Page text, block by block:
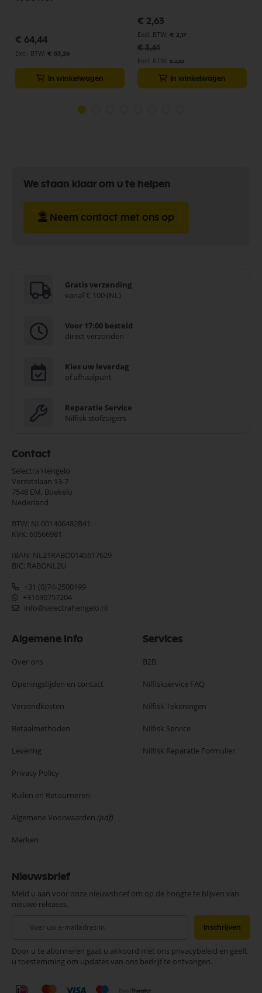
€ 64,44
€ 53,26
In winkelwagen
Speciale
prijs
€ 2,63
€ 2,17
€ 3,61
€ 2,98
In winkelwagen
We staan klaar om u te helpen
Neem contact met ons op
Gratis verzending
vanaf € 100 (NL)
Voor 17:00 besteld
direct verzonden
Kies uw leverdag
of afhaalpunt
Reparatie Service
Nilfisk stofzuigers
Contact
Selectra Hengelo
Verzetslaan 13-7
7548 EM, Boekelo
Nederland
BTW: NL001406482B41
KVK: 60566981
IBAN: NL21RABO0145617629
BIC: RABONL2U
+31 (0)74-2500199
+31630757204
info@selectrahengelo.nl
Algemene Info
Over ons
Openingstijden en contact
Verzendkosten
Betaalmethoden
Levering
Privacy Policy
Ruilen en Retourneren
Algemene Voorwaarden (pdf)
Merken
Services
B2B
Nilfiskservice FAQ
Nilfisk Tekeningen
Nilfisk Service
Nilfisk Reparatie Formulier
Nieuwsbrief
Meld u aan voor onze nieuwsbrief om op de hoogte te blijven van
nieuwe releases.
onze
nieuwsbrief
Inschrijven
Door u te abonneren gaat u akkoord met ons privacybeleid en geeft
u toestemming om updates van ons bedrijf te ontvangen.